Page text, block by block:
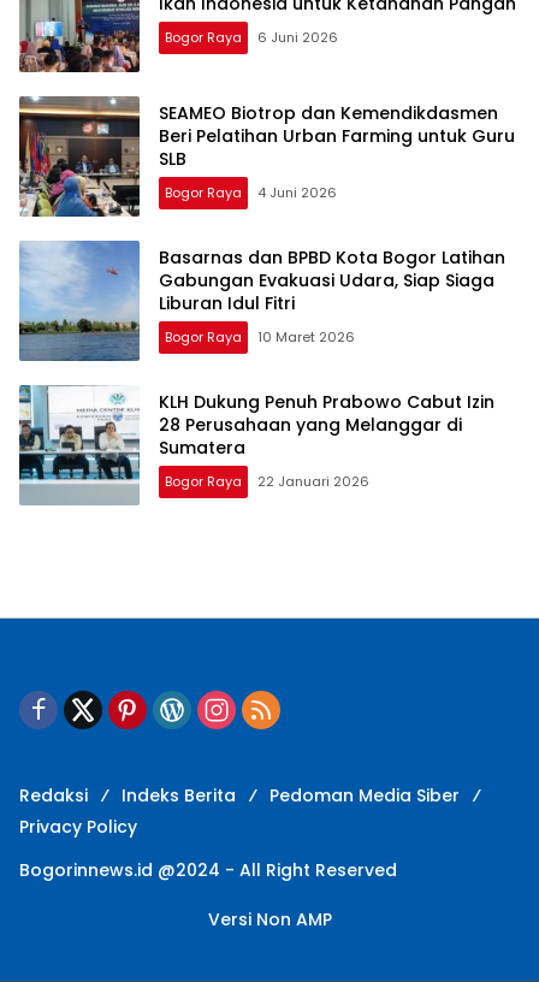
Bogor Raya 6 Juni 2026
SEAMEO Biotrop dan Kemendikdasmen
Beri Pelatihan Urban Farming untuk Guru
SLB
Bogor Raya 4 Juni 2026
Basarnas dan BPBD Kota Bogor Latihan
Gabungan Evakuasi Udara, Siap Siaga
Liburan Idul Fitri
Bogor Raya 10 Maret 2026
KLH Dukung Penuh Prabowo Cabut Izin
28 Perusahaan yang Melanggar di
Sumatera
Bogor Raya 22 Januari 2026
Redaksi Indeks Berita
Pedoman Media Siber
Privacy Policy
Bogorinnews.id @2024 - All Right Reserved
Versi Non AMP